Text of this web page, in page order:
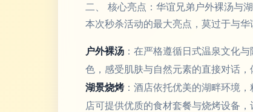
二、 核心亮点：华谊兄弟户外裸汤与
本次秒杀活动的最大亮点，莫过于与华
户外裸汤 ：在严格遵循日式温泉文化
色，感受肌肤与自然元素的直接对话
湖景烧烤：酒店依托优美的湖畔环境
店可提供优质的食材套餐与烧烤设备